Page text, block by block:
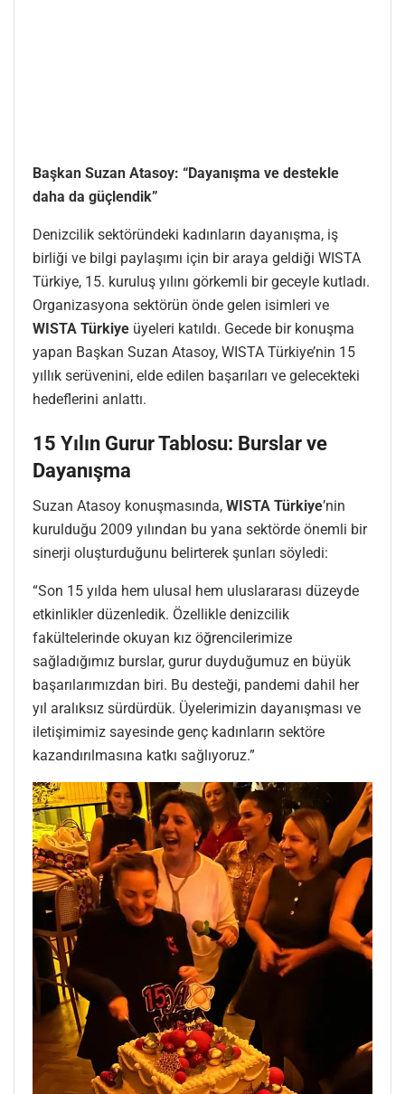
Başkan Suzan Atasoy: “Dayanışma ve destekle
daha da güçlendik”
Denizcilik sektöründeki kadınların dayanışma, iş
birliği ve bilgi paylaşımı için bir araya geldiği WISTA
Türkiye, 15. kuruluş yılını görkemli bir geceyle kutladı.
Organizasyona sektörün önde gelen isimleri ve
WISTA Türkiye üyeleri katıldı. Gecede bir konuşma
yapan Başkan Suzan Atasoy, WISTA Türkiye’nin 15
yıllık serüvenini, elde edilen başarıları ve gelecekteki
hedeflerini anlattı.
15 Yılın Gurur Tablosu: Burslar ve
Dayanışma
Suzan Atasoy konuşmasında, WISTA Türkiye’nin
kurulduğu 2009 yılından bu yana sektörde önemli bir
sinerji oluşturduğunu belirterek şunları söyledi:
“Son 15 yılda hem ulusal hem uluslararası düzeyde
etkinlikler düzenledik. Özellikle denizcilik
fakültelerinde okuyan kız öğrencilerimize
sağladığımız burslar, gurur duyduğumuz en büyük
başarılarımızdan biri. Bu desteği, pandemi dahil her
yıl aralıksız sürdürdük. Üyelerimizin dayanışması ve
iletişimimiz sayesinde genç kadınların sektöre
kazandırılmasına katkı sağlıyoruz.”